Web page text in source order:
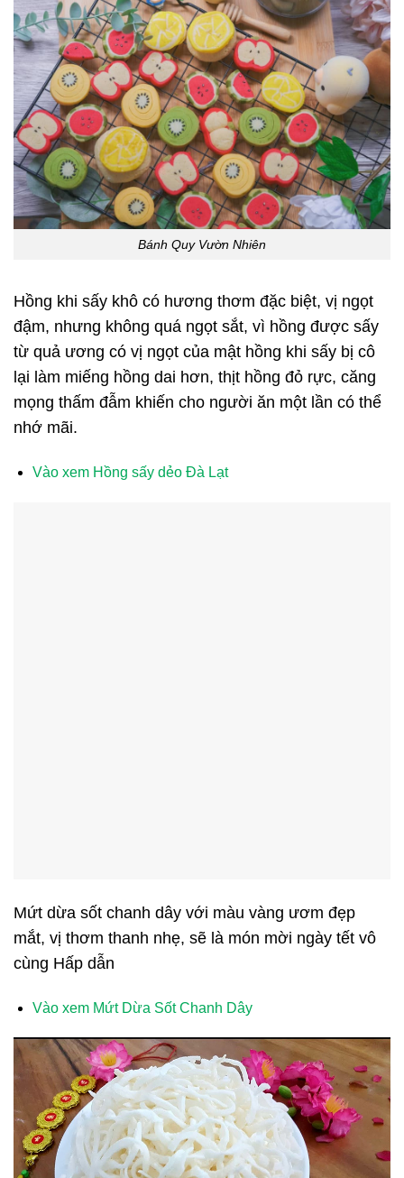
Bánh Quy Vườn Nhiên
Hồng khi sấy khô có hương thơm đặc biệt, vị ngọt
đậm, nhưng không quá ngọt sắt, vì hồng được sấy
từ quả ương có vị ngọt của mật hồng khi sấy bị cô
lại làm miếng hồng dai hơn, thịt hồng đỏ rực, căng
mọng thấm đẫm khiến cho người ăn một lần có thể
nhớ mãi.
Vào xem Hồng sấy dẻo Đà Lạt
Mứt dừa sốt chanh dây với màu vàng ươm đẹp
mắt, vị thơm thanh nhẹ, sẽ là món mời ngày tết vô
cùng Hấp dẫn
Vào xem Mứt Dừa Sốt Chanh Dây